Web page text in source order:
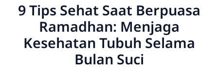
9 Tips Sehat Saat Berpuasa
Ramadhan: Menjaga
Kesehatan Tubuh Selama
Bulan Suci